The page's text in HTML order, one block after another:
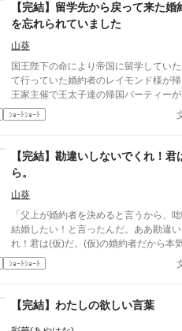
【完結】留学先から戻って来た婚
を忘れられていました
山葵
国王陛下の命により帝国に留学してい
て行っていた婚約者のレイモンド様が帰
王家主催で王太子達の帰国パーティー
事が決まる。 レイモンド様の婚約者の私も勿論、従
兄にエスコートされ出席させて頂きますわ。 3
になっておりました。 将来の宰相の座も約束されて
おり、婚約者の私も鼻高々ですわ！ 「レイモンド
様、お帰りなさいませ。留学中は、1度
らず、便りも来ずで心配しておりました
うで何よりで御座います」 ん？誰だっけ？みたいな
顔をレイモンド様がされている？ 婚約
でしか会っていませんけれど、まさか私
とかでは無いですよね！？
ｼｮｰﾄｼｮｰﾄ
【完結】勘違いしないでくれ！君
ら。
山葵
「父上が婚約者を決めると言うから、
結婚したい！と言ったんだ。ああ勘違い
れ！君は(仮)だ。(仮)の婚約者だから本
くれ。学園を卒業するまでには僕は愛
るつもりだよ」 そう笑顔で私に言ったのは第５王子
に可愛がられ甘えん坊の駄目王子に育っ
ｼｮｰﾄｼｮｰﾄ
【完結】わたしの欲しい言葉